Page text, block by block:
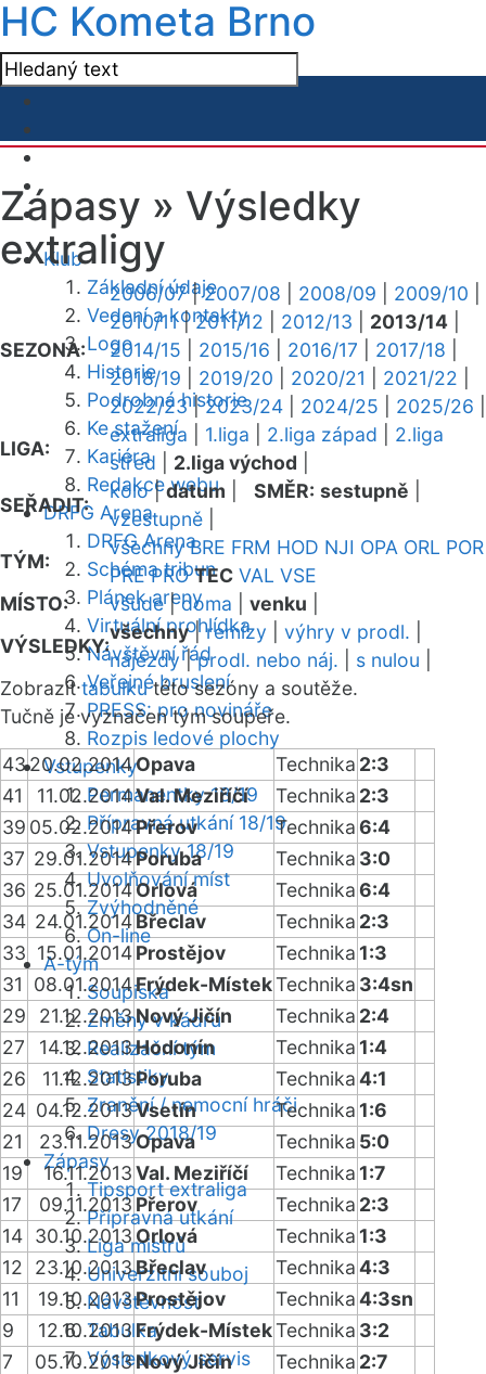
HC Kometa Brno
Klub
Základní údaje
Vedení a kontakty
Logo
Historie
Podrobná historie
Ke stažení
Kariéra
Redakce webu
DRFG Arena
DRFG Arena
Schéma tribun
Plánek areny
Virtuální prohlídka
Návštěvní řád
Veřejné bruslení
PRESS: pro novináře
Rozpis ledové plochy
Vstupenky
Permanentky 18/19
Přípravná utkání 18/19
Vstupenky 18/19
Uvolňování míst
Zvýhodněné
On-line
A-tým
Soupiska
Změny v kádru
Realizační tým
Statistiky
Zranění / nemocní hráči
Dresy 2018/19
Zápasy
Tipsport extraliga
Přípravná utkání
Liga mistrů
Univerzitní souboj
Návštěvnost
Tabulka
Výsledkový servis
Zápasy » Výsledky
extraligy
SEZONA:
2006/07|2007/08 2008/09 2009/10
2010/11|2011/12 2012/13 2013/14
2014/15
2015/16 2016/17 2017/18
2018/19
2019/20 2020/21 2021/22
2022/23|2023/24 2024/25 2025/26
LIGA:
extraliga 1.liga 2.liga západ
2.liga
střed
2.liga východ
SEŘADIT:
kolo|datum SMĚR: sestupně
vzestupně
TÝM:
všechny BRE FRM HOD NJI OPA ORL POR
PRE PRO TEC VAL VSE
MÍSTO:
všude|doma venku
VÝSLEDKY:
všechny|remízy výhry v prodl.
nájezdy|prodl. nebo náj. s nulou
Zobrazittabulkutéto sezóny a soutěže.
Tučně je vyznačen tým soupeře.
4320.02.2014Opava Technika 2:3
41
11.02.2014Val. Meziříčí Technika 2:3
39 05.02.2014Přerov Technika6:4
37 29.01.2014Poruba Technika 3:0
36 25.01.2014Orlová Technika6:4
34 24.01.2014Břeclav Technika 2:3
33 15.01.2014Prostějov Technika 1:3
31
08.01.2014Frýdek-MístekTechnika 3:4sn
29
21.12.2013Nový Jičín Technika 2:4
27
14.12.2013Hodonín Technika 1:4
26
11.12.2013Poruba Technika4:1
24 04.12.2013Vsetín Technika 1:6
21
23.11.2013Opava Technika 5:0
19
16.11.2013Val. Meziříčí Technika 1:7
17
09.11.2013 Přerov Technika 2:3
14 30.10.2013 Orlová Technika 1:3
12
23.10.2013Břeclav Technika4:3
11
19.10.2013Prostějov Technika4:3sn
9
12.10.2013 Frýdek-MístekTechnika 3:2
7
05.10.2013Nový Jičín Technika 2:7